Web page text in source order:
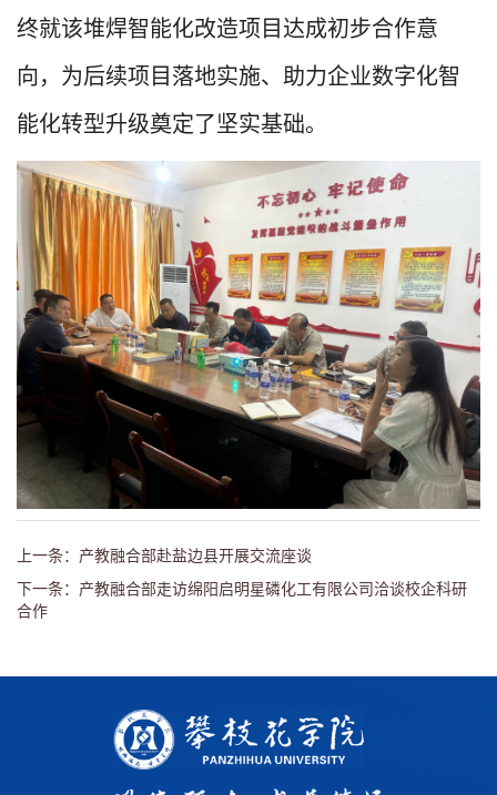
终就该堆焊智能化改造项目达成初步合作意
向，为后续项目落地实施、助力企业数字化智
能化转型升级奠定了坚实基础。
上一条：产教融合部赴盐边县开展交流座谈
下一条：产教融合部走访绵阳启明星磷化工有限公司洽谈校企科研
合作